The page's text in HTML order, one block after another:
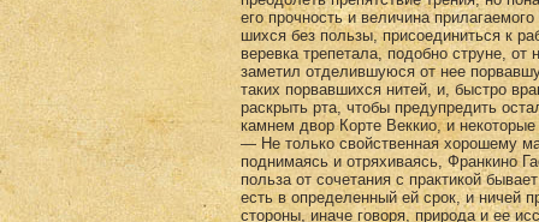
его прочность и величина
шихся без пользы, присоединиться к
веревка трепетала, подобно струне,
заметил отделившуюся от нее
та­ких порвавшихся нитей, и, быстро
раскрыть рта, чтобы предупредить
камнем двор Корте Веккио, и
— Не только свойственная хорошему
поднимаясь и отряхиваясь, Франкино
польза от сочетания с практикой
есть в определенный ей срок, и ничей
стороны, иначе говоря, природа и ее